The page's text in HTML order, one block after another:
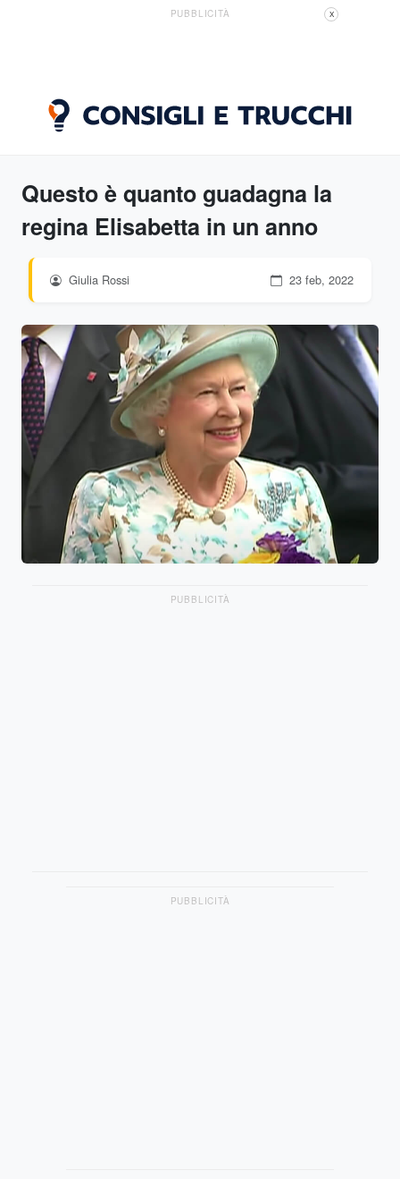
PUBBLICITÀ X
Questo è quanto guadagna la
regina Elisabetta in un anno
Giulia Rossi 23 feb, 2022
PUBBLICITÀ
PUBBLICITÀ